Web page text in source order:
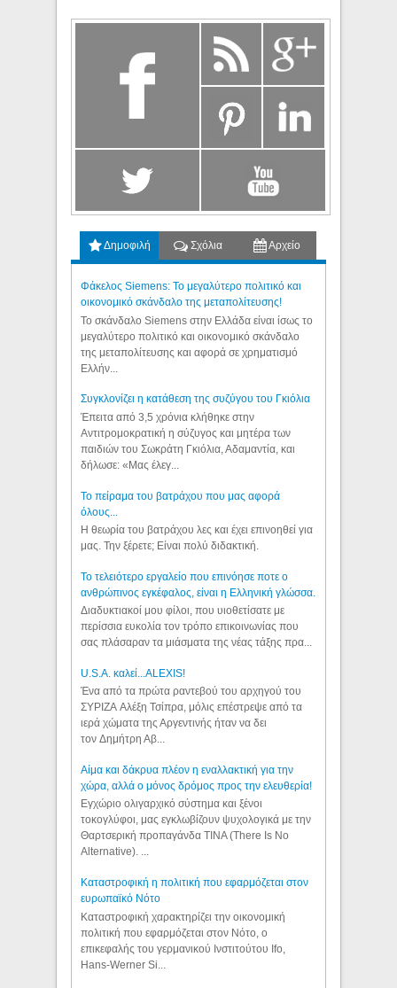
Δημοφιλή Σχόλια Αρχείο
Φάκελος Siemens: Το μεγαλύτερο πολιτικό και
οικονομικό σκάνδαλο της μεταπολίτευσης!
Το σκάνδαλο Siemens στην Ελλάδα είναι ίσως το
μεγαλύτερο πολιτικό και οικονομικό σκάνδαλο
της μεταπολίτευσης και αφορά σε χρηματισμό
Ελλήν...
Συγκλονίζει η κατάθεση της συζύγου του Γκιόλια
Έπειτα από 3,5 χρόνια κλήθηκε στην
Αντιτρομοκρατική η σύζυγος και μητέρα των
παιδιών του Σωκράτη Γκιόλια, Αδαμαντία, και
δήλωσε: «Μας έλεγ...
Το πείραμα του βατράχου που μας αφορά
όλους...
Η θεωρία του βατράχου λες και έχει επινοηθεί για
μας. Την ξέρετε; Είναι πολύ διδακτική.
Το τελειότερο εργαλείο που επινόησε ποτε ο
ανθρώπινος εγκέφαλος, είναι η Ελληνική γλώσσα.
Διαδυκτιακοί μου φίλοι, που υιοθετίσατε με
περίσσια ευκολία τον τρόπο επικοινωνίας που
σας πλάσαραν τα μιάσματα της νέας τάξης πρα...
U.S.A. καλεί...ALEXIS!
Ένα από τα πρώτα ραντεβού του αρχηγού του
ΣΥΡΙΖΑ Αλέξη Τσίπρα, μόλις επέστρεψε από τα
ιερά χώματα της Αργεντινής ήταν να δει
τον Δημήτρη Αβ...
Αίμα και δάκρυα πλέον η εναλλακτική για την
χώρα, αλλά ο μόνος δρόμος προς την ελευθερία!
Εγχώριο ολιγαρχικό σύστημα και ξένοι
τοκογλύφοι, μας εγκλωβίζουν ψυχολογικά με την
Θαρτσερική προπαγάνδα TINA (There Is No
Alternative). ...
Καταστροφική η πολιτική που εφαρμόζεται στον
ευρωπαϊκό Νότο
Καταστροφική χαρακτηρίζει την οικονομική
πολιτική που εφαρμόζεται στον Νότο, ο
επικεφαλής του γερμανικού Ινστιτούτου Ifo,
Hans-Werner Si...